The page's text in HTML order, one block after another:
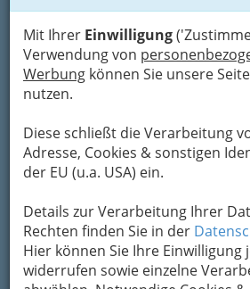
Mit Ihrer Einwilligung
Verwendung von
Werbung können Sie unsere Seite
nutzen.
Diese schließt die Verarbeitung
Adresse, Cookies & sonstigen
der EU (u.a. USA) ein.
Details zur Verarbeitung Ihrer
Rechten finden Sie in der
Hier können Sie Ihre Einwilligung
widerrufen sowie einzelne
Ismael Barrios and the Salsa Explosion -
2017 - 001
Previous